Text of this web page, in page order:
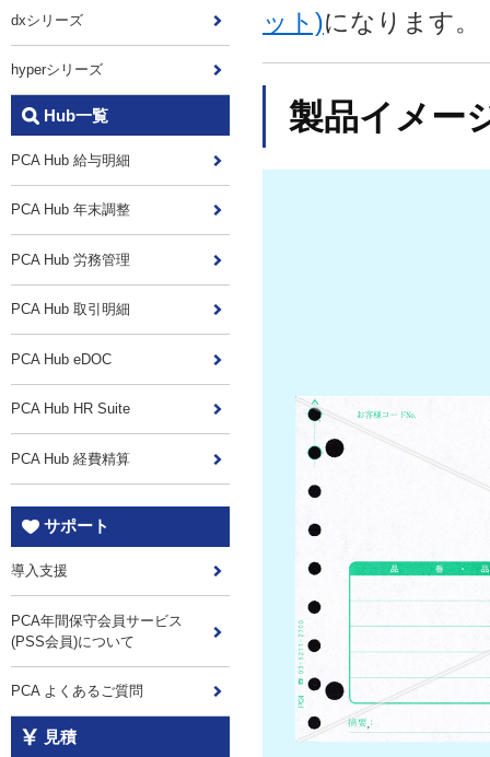
dxシリーズ
hyperシリーズ
Hub一覧
PCA Hub 給与明細
PCA Hub 年末調整
PCA Hub 労務管理
PCA Hub 取引明細
PCA Hub eDOC
PCA Hub HR Suite
PCA Hub 経費精算
サポート
導入支援
PCA年間保守会員サービス
(PSS会員)について
PCA よくあるご質問
見積
ット)になります。
製品イメー